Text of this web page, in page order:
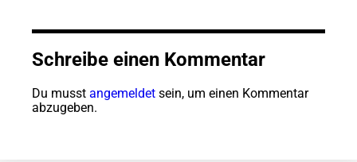
Schreibe einen Kommentar
Du musst angemeldet sein, um einen Kommentar
abzugeben.